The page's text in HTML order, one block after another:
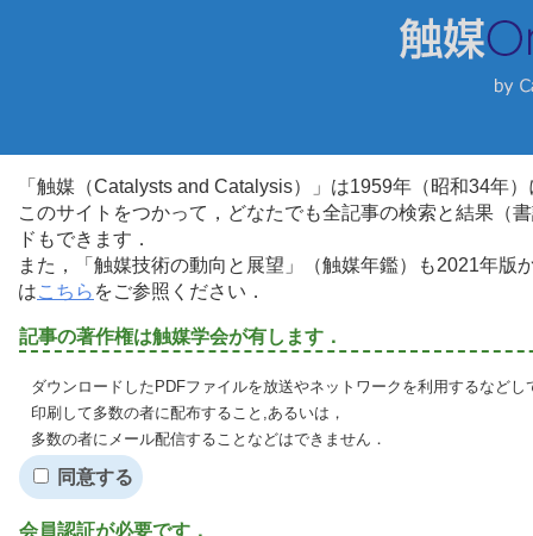
「触媒（Catalysts and Catalysis）」は1959年（昭和34年
このサイトをつかって，どなたでも全記事の検索と結果（
ドもできます．
また，「触媒技術の動向と展望」（触媒年鑑）も2021年
はこちら をご参照ください．
記事の著作権は触媒学会が有します．
ダウンロードしたPDFファイルを放送やネットワークを利用するなど
印刷して多数の者に配布すること,あるいは，
多数の者にメール配信することなどはできません．
同意する
会員認証が必要です．